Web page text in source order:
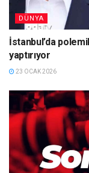
DÜNYA
İstanbul’da
yaptırıyor
23 OCAK 2026